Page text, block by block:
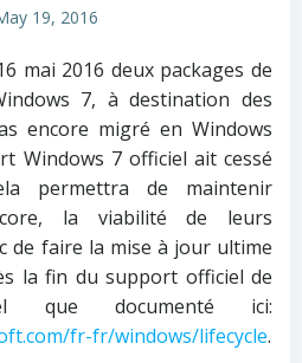
19, 2016
mai 2016 deux packages de
7, à destination des
encore migré en Windows
Windows 7 officiel ait cessé
permettra de maintenir
la viabilité de leurs
de faire la mise à jour ultime
la fin du support officiel de
que documenté ici:
fr-fr/windows/lifecycle.